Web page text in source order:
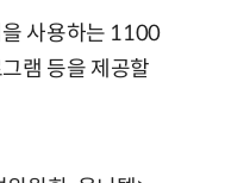
을 사용하는 1100
램 등을 제공할